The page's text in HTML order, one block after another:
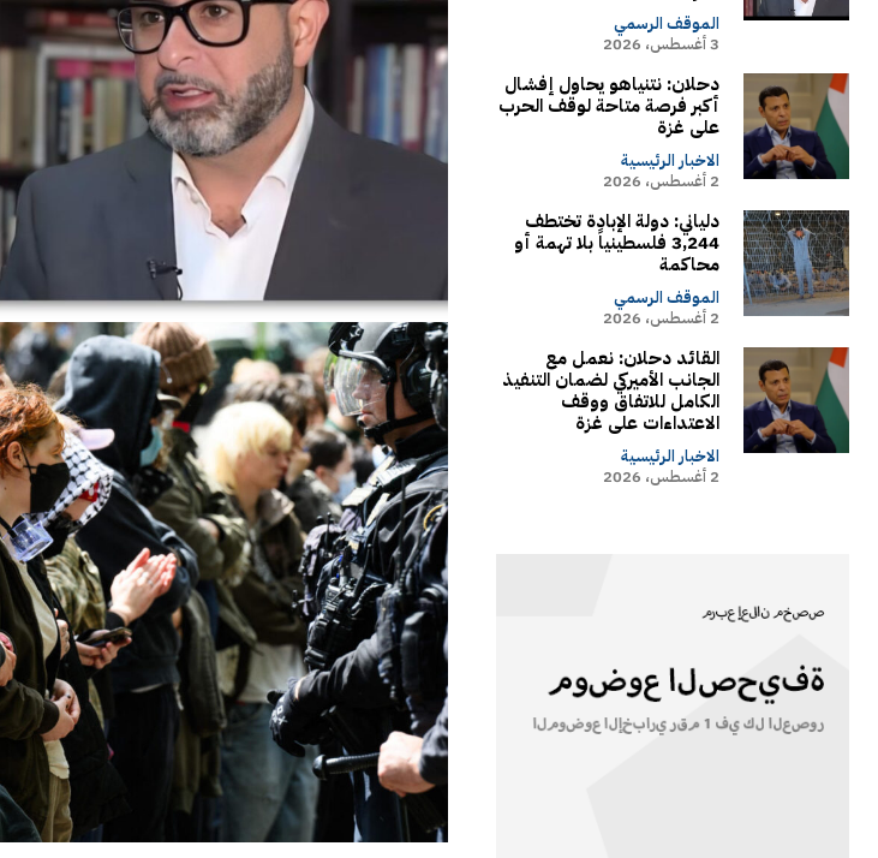
الموقف الرسمي
3 أغسطس، 2026
دحلان: نتنياهو يحاول إفشال
أكبر فرصة متاحة لوقف الحرب
على غزة
الاخبار الرئيسية
2 أغسطس، 2026
دلياني: دولة الإبادة تختطف
3,244 فلسطينياً بلا تهمة أو
محاكمة
الموقف الرسمي
2 أغسطس، 2026
القائد دحلان: نعمل مع
الجانب الأميركي لضمان التنفيذ
الكامل للاتفاق ووقف
الاعتداءات على غزة
الاخبار الرئيسية
2 أغسطس، 2026